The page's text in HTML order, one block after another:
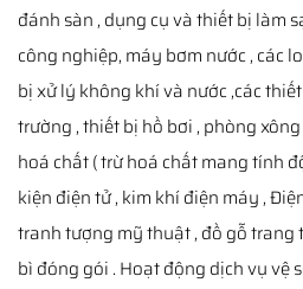
đánh sàn , dụng cụ và thiết bị làm
công nghiệp, máy bơm nước , các
bị xử lý không khí và nước ,các
trường , thiết bị hồ bơi , phòng
hoá chất ( trừ hoá chất mang tính
kiện điện tử , kim khí điện máy ,
tranh tượng mỹ thuật , đồ gỗ trang
bì đóng gói . Hoạt động dịch vụ vệ